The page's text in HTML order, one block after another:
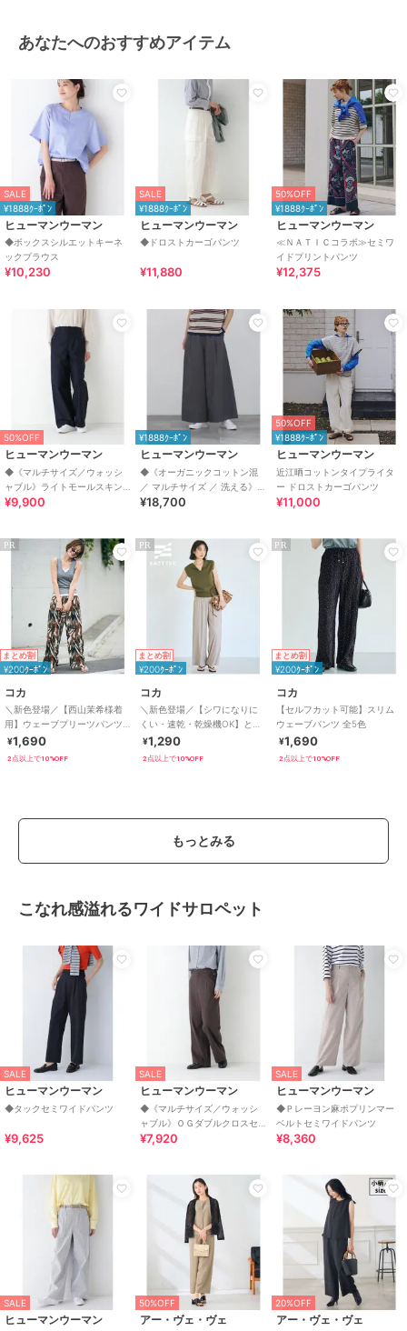
あなたへのおすすめアイテム
SALE
¥1888ｸｰﾎﾟﾝ
ヒューマンウーマン
◆ボックスシルエットキーネ
ックブラウス
¥10,230
SALE
¥1888ｸｰﾎﾟﾝ
ヒューマンウーマン
◆ドロストカーゴパンツ
¥11,880
50%OFF
¥1888ｸｰﾎﾟﾝ
ヒューマンウーマン
≪ＮＡＴＩＣコラボ≫セミワ
イドプリントパンツ
¥12,375
50%OFF
ヒューマンウーマン
◆《マルチサイズ／ウォッシ
ャブル》ライトモールスキン
セミワイドパン
¥9,900
¥1888ｸｰﾎﾟﾝ
ヒューマンウーマン
◆《オーガニックコットン混
／ マルチサイズ ／ 洗える》
コットンポリ
¥18,700
50%OFF
¥1888ｸｰﾎﾟﾝ
ヒューマンウーマン
近江晒コットンタイプライタ
ー ドロストカーゴパンツ
¥11,000
PR
まとめ割
¥200ｸｰﾎﾟﾝ
コカ
＼新色登場／【西山茉希様着
用】ウェーブプリーツパンツ
全12色 / セルフカット可能
¥1,690
2点以上で10%OFF
PR
まとめ割
¥200ｸｰﾎﾟﾝ
コカ
＼新色登場／【シワになりに
くい・速乾・乾燥機OK】とろ
みリブリラックスパンツ 全4色
¥1,290
2点以上で10%OFF
PR
まとめ割
¥200ｸｰﾎﾟﾝ
コカ
【セルフカット可能】スリム
ウェーブパンツ 全5色
¥1,690
2点以上で10%OFF
もっとみる
こなれ感溢れるワイドサロペット
SALE
ヒューマンウーマン
◆タックセミワイドパンツ
¥9,625
SALE
ヒューマンウーマン
◆《マルチサイズ／ウォッシ
ャブル》ＯＧダブルクロスセ
ミワイドパンツ
¥7,920
SALE
ヒューマンウーマン
◆Ｐレーヨン麻ポプリンマー
ベルトセミワイドパンツ
¥8,360
SALE
ヒューマンウーマン
50%OFF
アー・ヴェ・ヴェ
20%OFF
アー・ヴェ・ヴェ